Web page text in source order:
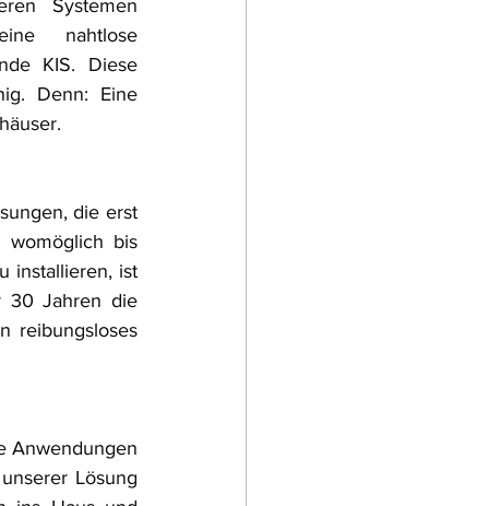
Systemen
nahtlose
KIS. Diese
Denn: Eine
womöglich bis
installieren, ist
30 Jahren die
reibungsloses
Anwendungen
Lösung